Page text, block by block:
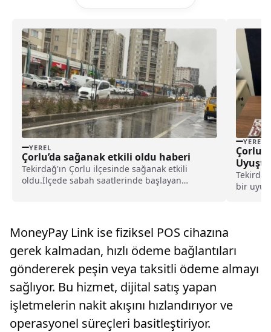
YEREL
Çorlu’da sağanak etkili oldu haberi
Tekirdağ'ın Çorlu ilçesinde sağanak etkili
oldu.İlçede sabah saatlerinde başlayan
vatandaşlar iş yerlerinin girişlerinde ...
YEREL
bir
MoneyPay Link ise fiziksel POS cihazına
gerek kalmadan, hızlı ödeme bağlantıları
göndererek peşin veya taksitli ödeme almayı
sağlıyor. Bu hizmet, dijital satış yapan
işletmelerin nakit akışını hızlandırıyor ve
operasyonel süreçleri basitleştiriyor.